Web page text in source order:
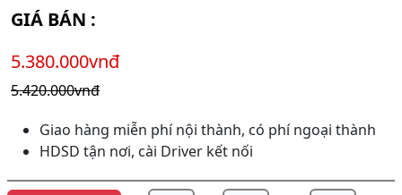
GIÁ BÁN :
5.380.000vnđ
5.420.000vnđ
Giao hàng miễn phí nội thành, có phí ngoại thành
HDSD tận nơi, cài Driver kết nối